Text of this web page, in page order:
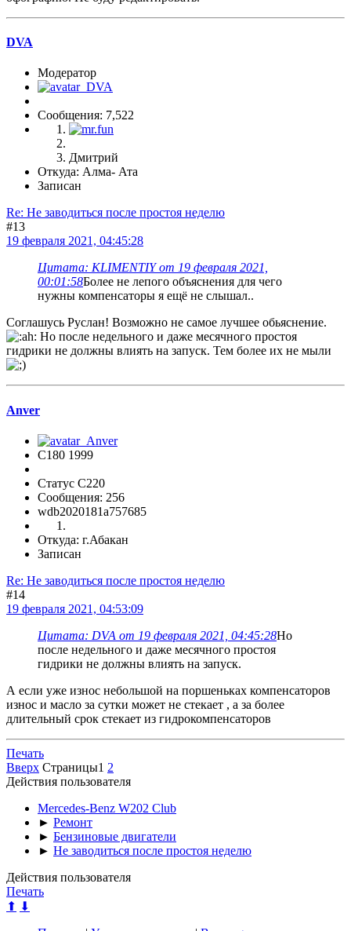
DVA
Модератор
Сообщения: 7,522
Дмитрий
Откуда: Алма- Ата
Записан
Re: Не заводиться после простоя неделю
#13
19 февраля 2021, 04:45:28
Цитата: KLIMENTIY от 19 февраля 2021,
00:01:58Более не лепого объяснения для чего
нужны компенсаторы я ещё не слышал..
Соглашусь Руслан! Возможно не самое лучшее обьяснение.
Но после недельного и даже месячного простоя
гидрики не должны влиять на запуск. Тем более их не мыли
Anver
C180 1999
Статус C220
Сообщения: 256
wdb2020181a757685
Откуда: г.Абакан
Записан
Re: Не заводиться после простоя неделю
#14
19 февраля 2021, 04:53:09
Цитата: DVA от 19 февраля 2021, 04:45:28Но
после недельного и даже месячного простоя
гидрики не должны влиять на запуск.
А если уже износ небольшой на поршеньках компенсаторов
износ и масло за сутки может не стекает , а за более
длительный срок стекает из гидрокомпенсаторов
Печать
Вверх Страницы1 2
Действия пользователя
Mercedes-Benz W202 Club
► Ремонт
► Бензиновые двигатели
► Не заводиться после простоя неделю
Действия пользователя
Печать
⬆ ⬇